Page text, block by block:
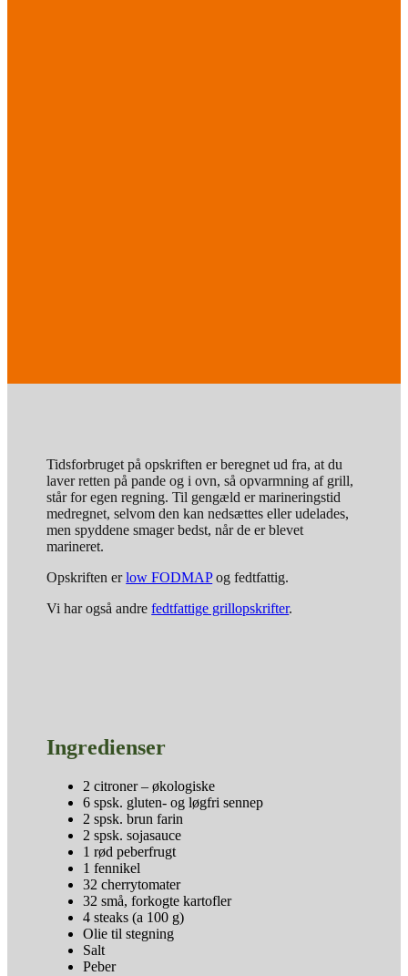
Tidsforbruget på opskriften er beregnet ud fra, at du
laver retten på pande og i ovn, så opvarmning af grill,
står for egen regning. Til gengæld er marineringstid
medregnet, selvom den kan nedsættes eller udelades,
men spyddene smager bedst, når de er blevet
marineret.
Opskriften erlow FODMAPog fedtfattig.
Vi har også andrefedtfattige grillopskrifter.
Ingredienser
2 citroner – økologiske
6 spsk. gluten- og løgfri sennep
2 spsk. brun farin
2 spsk. sojasauce
1 rød peberfrugt
1 fennikel
32 cherrytomater
32 små, forkogte kartofler
4 steaks (a 100 g)
Olie til stegning
Salt
Peber